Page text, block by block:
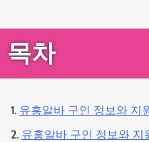
목차
유흥알바 구인 정보와 지
유흥알바 구인 정보와 지